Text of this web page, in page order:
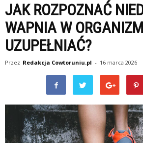
JAK ROZPOZNAĆ
WAPNIA W
UZUPEŁNIAĆ?
Przez Redakcja Cowtoruniu.pl - 16 marca 2026